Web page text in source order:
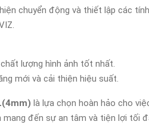
chuyển động và thiết lập các
lượng hình ảnh tốt nhất.
mới và cải thiện hiệu suất.
là lựa chọn hoàn hảo cho
mang đến sự an tâm và tiện lợi tối